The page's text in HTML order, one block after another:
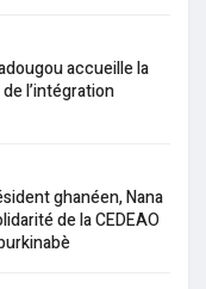
accueille la
l’intégration
ghanéen, Nana
de la CEDEAO